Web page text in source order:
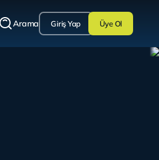
Arama Giriş Yap Üye Ol